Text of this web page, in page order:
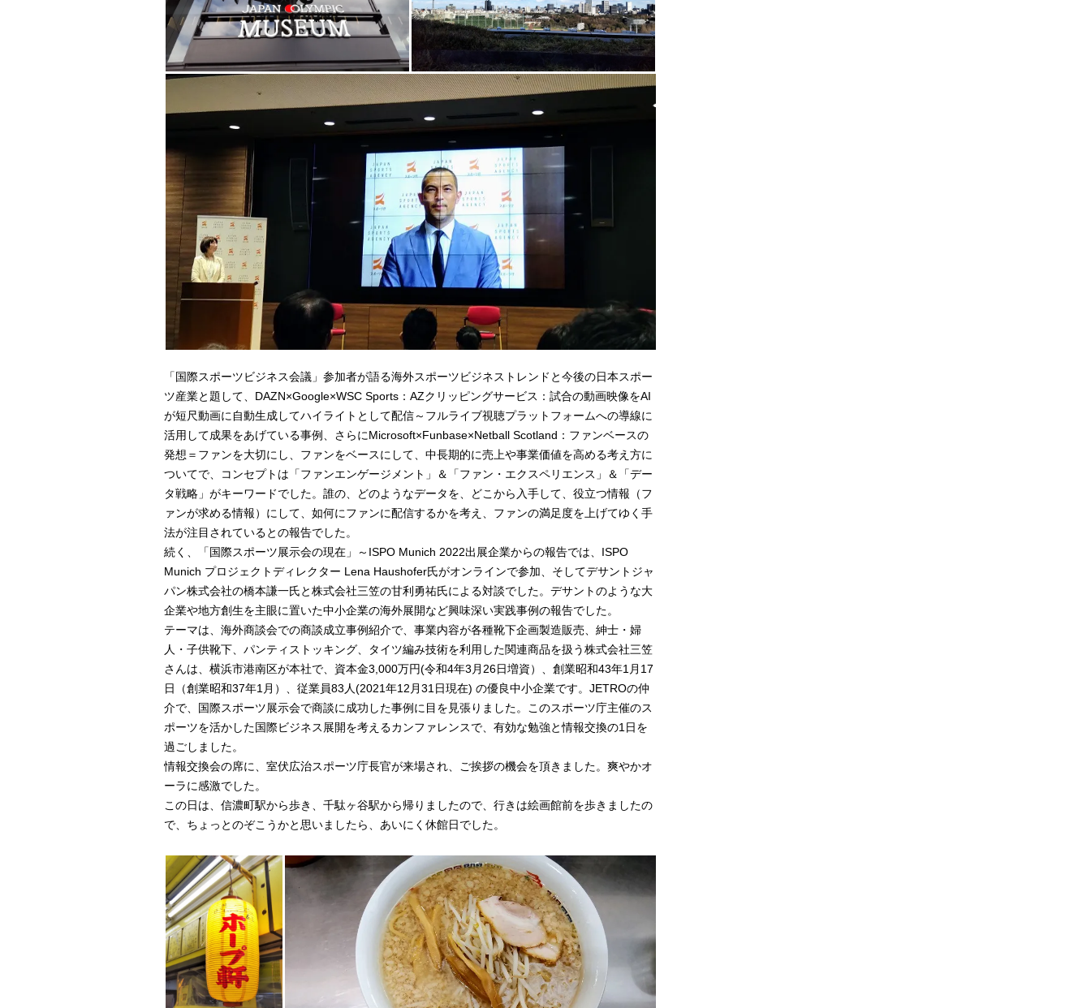
「国際スポーツビジネス会議」参加者が語る海外スポーツビジネストレンドと今後の日本スポー
ツ産業と題して、DAZN×Google×WSC Sports：AZクリッピングサービス：試合の動画映像をAI
が短尺動画に自動生成してハイライトとして配信～フルライブ視聴プラットフォームへの導線に
活用して成果をあげている事例、さらにMicrosoft×Funbase×Netball Scotland：ファンベースの
発想＝ファンを大切にし、ファンをベースにして、中長期的に売上や事業価値を高める考え方に
ついてで、コンセプトは「ファンエンゲージメント」＆「ファン・エクスペリエンス」＆「デー
タ戦略」がキーワードでした。誰の、どのようなデータを、どこから入手して、役立つ情報（フ
ァンが求める情報）にして、如何にファンに配信するかを考え、ファンの満足度を上げてゆく手
法が注目されているとの報告でした。
続く、「国際スポーツ展示会の現在」～ISPO Munich 2022出展企業からの報告では、ISPO
Munich プロジェクトディレクター Lena Haushofer氏がオンラインで参加、そしてデサントジャ
パン株式会社の橋本謙一氏と株式会社三笠の甘利勇祐氏による対談でした。デサントのような大
企業や地方創生を主眼に置いた中小企業の海外展開など興味深い実践事例の報告でした。
テーマは、海外商談会での商談成立事例紹介で、事業内容が各種靴下企画製造販売、紳士・婦
人・子供靴下、パンティストッキング、タイツ編み技術を利用した関連商品を扱う株式会社三笠
さんは、横浜市港南区が本社で、資本金3,000万円(令和4年3月26日増資）、創業昭和43年1月17
日（創業昭和37年1月）、従業員83人(2021年12月31日現在) の優良中小企業です。JETROの仲
介で、国際スポーツ展示会で商談に成功した事例に目を見張りました。このスポーツ庁主催のス
ポーツを活かした国際ビジネス展開を考えるカンファレンスで、有効な勉強と情報交換の1日を
過ごしました。
情報交換会の席に、室伏広治スポーツ庁長官が来場され、ご挨拶の機会を頂きました。爽やかオ
ーラに感激でした。
この日は、信濃町駅から歩き、千駄ヶ谷駅から帰りましたので、行きは絵画館前を歩きましたの
で、ちょっとのぞこうかと思いましたら、あいにく休館日でした。